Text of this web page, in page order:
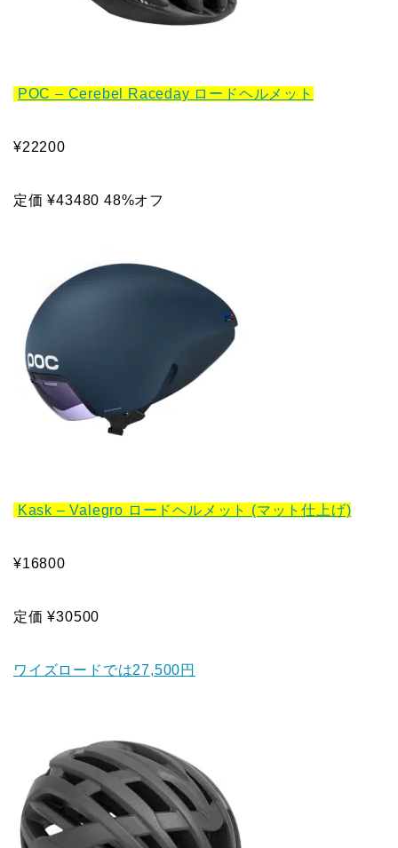
POC – Cerebel Raceday ロードヘルメット
¥22200
定価 ¥43480 48%オフ
Kask – Valegro ロードヘルメット (マット仕上げ)
¥16800
定価 ¥30500
ワイズロードでは27,500円